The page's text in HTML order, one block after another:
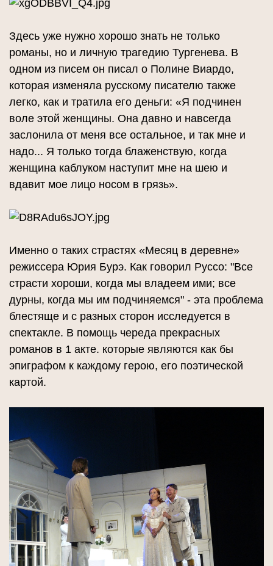
Здесь уже нужно хорошо знать не только
романы, но и личную трагедию Тургенева. В
одном из писем он писал о Полине Виардо,
которая изменяла русскому писателю также
легко, как и тратила его деньги: «Я подчинен
воле этой женщины. Она давно и навсегда
заслонила от меня все остальное, и так мне и
надо... Я только тогда блаженствую, когда
женщина каблуком наступит мне на шею и
вдавит мое лицо носом в грязь».
Именно о таких страстях «Месяц в деревне»
режиссера Юрия Бурэ. Как говорил Руссо: "Все
страсти хороши, когда мы владеем ими; все
дурны, когда мы им подчиняемся" - эта проблема
блестяще и с разных сторон исследуется в
спектакле. В помощь череда прекрасных
романов в 1 акте. которые являются как бы
эпиграфом к каждому герою, его поэтической
картой.